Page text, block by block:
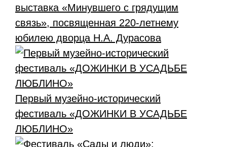
выставка «Минувшего с грядущим
связь», посвященная 220-летнему
юбилею дворца Н.А. Дурасова
Первый музейно-исторический
фестиваль «ДОЖИНКИ В УСАДЬБЕ
ЛЮБЛИНО»